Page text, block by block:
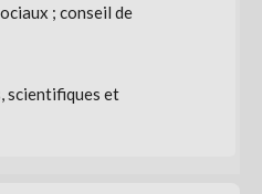
; conseil de
scientifiques et